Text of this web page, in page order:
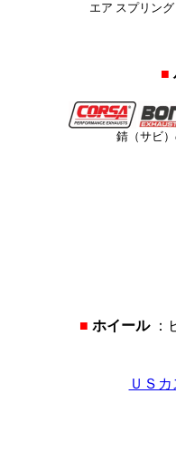
エア スプリン
■
錆（サビ
■ ホイール：
ＵＳ